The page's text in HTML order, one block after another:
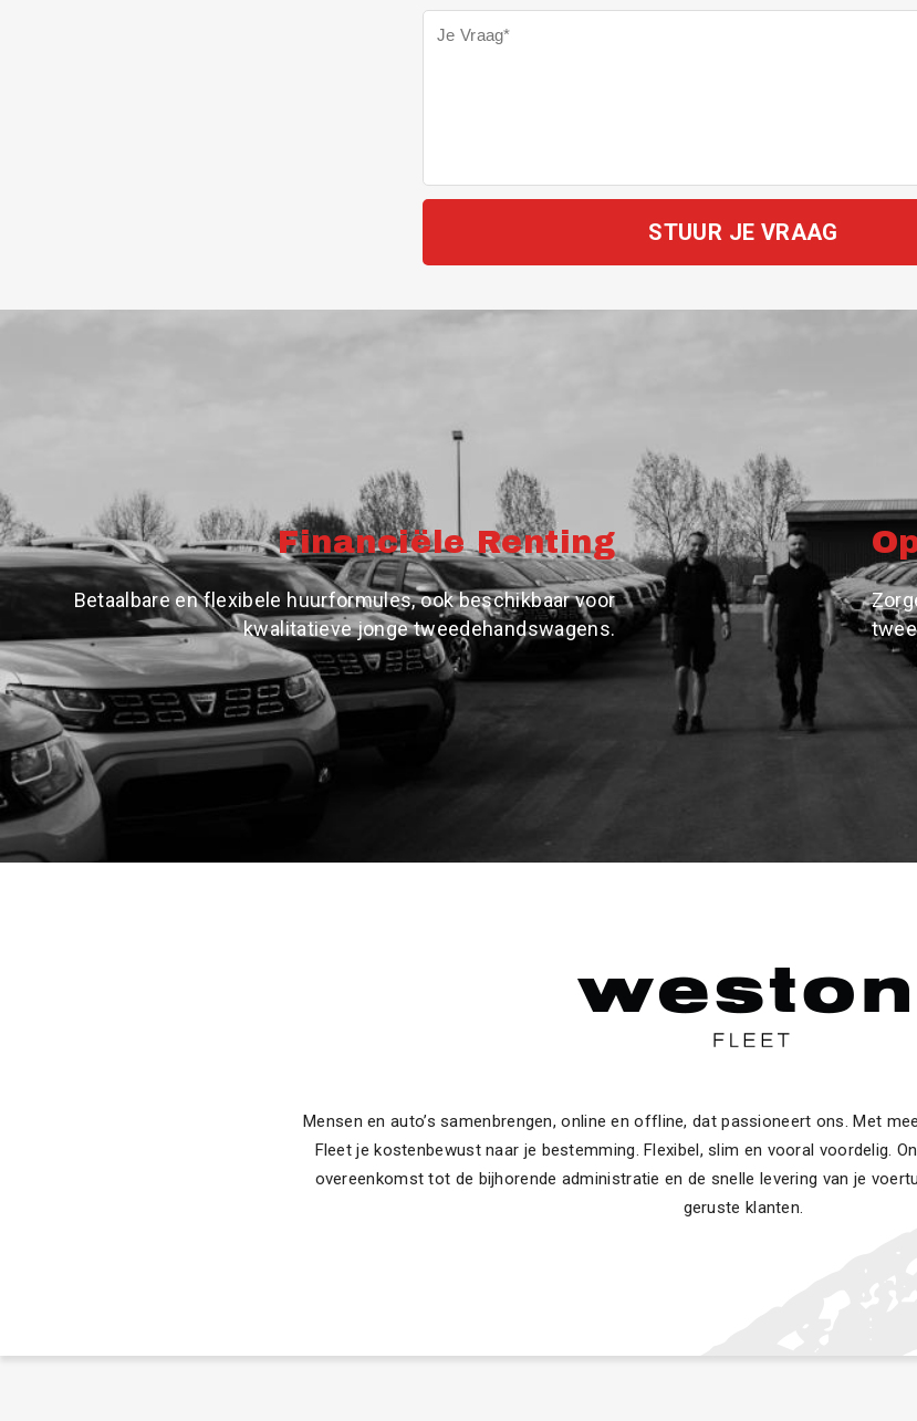
STUUR JE VRAAG
Financiële Renting
Betaalbare en flexibele huurformules, ook beschikbaar voor
kwalitatieve jonge tweedehandswagens.
Mensen en auto’s samenbrengen, online en offline, dat passioneert ons. Met
Fleet je kostenbewust naar je bestemming. Flexibel, slim en vooral voordelig.
overeenkomst tot de bijhorende administratie en de snelle levering van je
geruste klanten.